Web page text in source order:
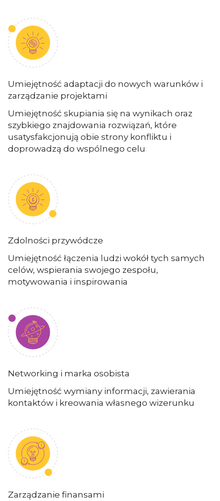
Umiejętność adaptacji do nowych warunków i
zarządzanie projektami
Umiejętność skupiania się na wynikach oraz
szybkiego znajdowania rozwiązań, które
usatysfakcjonują obie strony konfliktu i
doprowadzą do wspólnego celu
Zdolności przywódcze
Umiejętność łączenia ludzi wokół tych samych
celów, wspierania swojego zespołu,
motywowania i inspirowania
Networking i marka osobista
Umiejętność wymiany informacji, zawierania
kontaktów i kreowania własnego wizerunku
Zarządzanie finansami